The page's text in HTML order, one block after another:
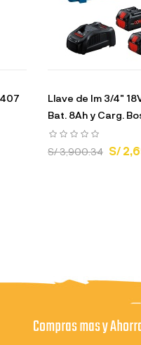
Llave de Im 3/4"
Bat. 8Ah y Carg.
S/ 3,900.34 S/
Compras mas y